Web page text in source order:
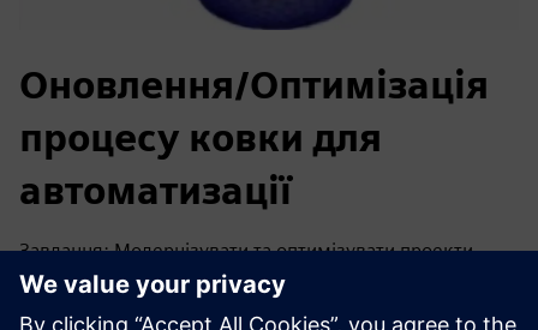
Оновлення/Оптимізація
процесу ковки для
автоматизації
Завдання: Модернізувати та оптимізувати проекти
процесів, мінімізуючи витрати.